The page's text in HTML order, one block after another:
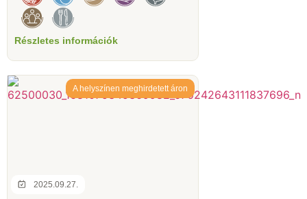
Részletes információk
2025.09.27.
A helyszínen meghirdetett áron